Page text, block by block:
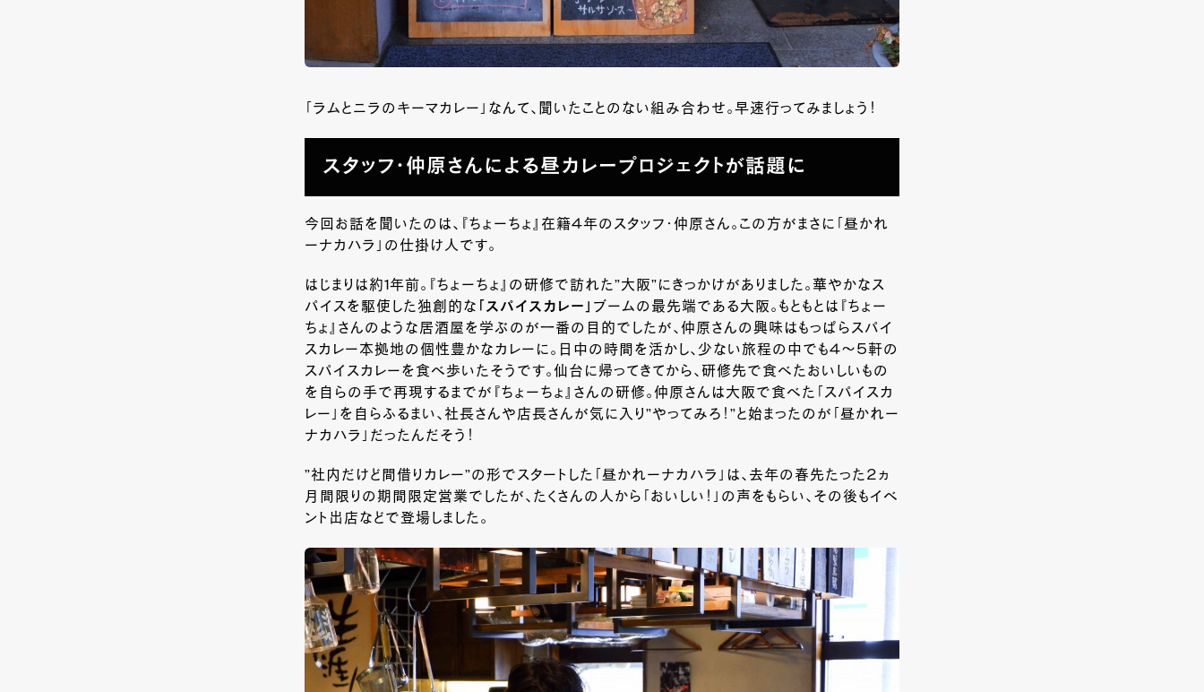
「ラムとニラのキーマカレー」なんて、聞いたことのない組み合わせ。早速行ってみましょう！
スタッフ・仲原さんによる昼カレープロジェクトが話題に
今回お話を聞いたのは、『ちょーちょ』在籍４年のスタッフ・仲原さん。この方がまさに「昼かれ
ーナカハラ」の仕掛け人です。
はじまりは約1年前。『ちょーちょ』の研修で訪れた”大阪”にきっかけがありました。華やかなス
パイスを駆使した独創的な 「スパイスカレー」 ブームの最先端である大阪。もともとは『ちょー
ちょ』さんのような居酒屋を学ぶのが一番の目的でしたが、仲原さんの興味はもっぱらスパイ
スカレー本拠地の個性豊かなカレーに。日中の時間を活かし、少ない旅程の中でも４～５軒の
スパイスカレーを食べ歩いたそうです。仙台に帰ってきてから、研修先で食べたおいしいもの
を自らの手で再現するまでが『ちょーちょ』さんの研修。仲原さんは大阪で食べた「スパイスカ
レー」を自らふるまい、社長さんや店長さんが気に入り”やってみろ！”と始まったのが「昼かれー
ナカハラ」だったんだそう！
”社内だけど間借りカレー”の形でスタートした「昼かれーナカハラ」は、去年の春先たった２ヵ
月間限りの期間限定営業でしたが、たくさんの人から「おいしい！」の声をもらい、その後もイベ
ント出店などで登場しました。